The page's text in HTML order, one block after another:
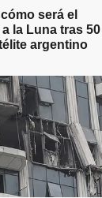
será el
la Luna tras 50
argentino